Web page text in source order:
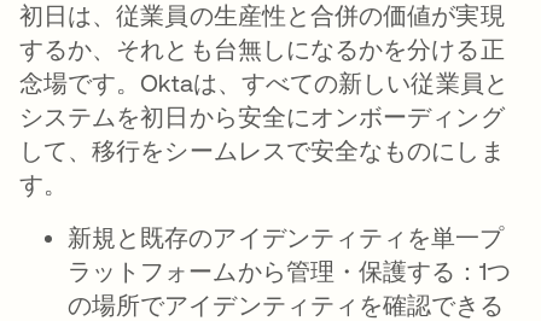
初日は、従業員の生産性と合併の価値が実現
するか、それとも台無しになるかを分ける正
念場です。Oktaは、すべての新しい従業員と
システムを初日から安全にオンボーディング
して、移行をシームレスで安全なものにしま
す。
新規と既存のアイデンティティを単一プ
ラットフォームから管理・保護する：1つ
の場所でアイデンティティを確認できる